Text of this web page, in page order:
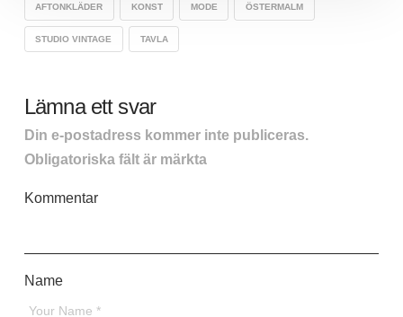
AFTONKLÄDER KONST MODE ÖSTERMALM
STUDIO VINTAGE TAVLA
Lämna ett svar
Din e-postadress kommer inte publiceras.
Obligatoriska fält är märkta
Kommentar
Name